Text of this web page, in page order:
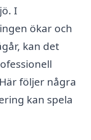
I
ökar och
kan det
följer några
kan spela